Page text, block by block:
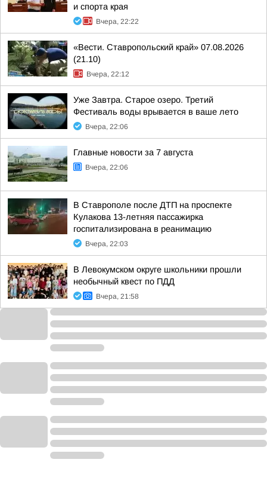
и спорта края
Вчера, 22:22
«Вести. Ставропольский край» 07.08.2026
(21.10)
Вчера, 22:12
Уже Завтра. Старое озеро. Третий
Фестиваль воды врывается в ваше лето
Вчера, 22:06
Главные новости за 7 августа
Вчера, 22:06
В Ставрополе после ДТП на проспекте
Кулакова 13-летняя пассажирка
госпитализирована в реанимацию
Вчера, 22:03
В Левокумском округе школьники прошли
необычный квест по ПДД
Вчера, 21:58